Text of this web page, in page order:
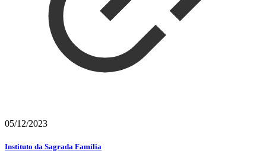
05/12/2023
Instituto da Sagrada Família